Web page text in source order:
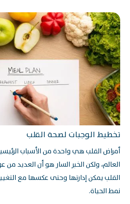
تخطيط الوجبات لصحة القلب
أمراض القلب هي واحدة من الأسباب
العالم، ولكن الخبر السار هو أن العديد من
القلب يمكن إدارتها وحتى عكسها مع
نمط الحياة.